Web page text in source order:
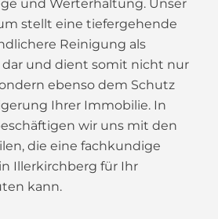
und Werterhaltung. Unser
stellt eine tiefergehende
Reinigung als
dar und dient somit nicht nur
ebenso dem Schutz
Ihrer Immobilie. In
wir uns mit den
die eine fachkundige
Illerkirchberg für Ihr
kann.